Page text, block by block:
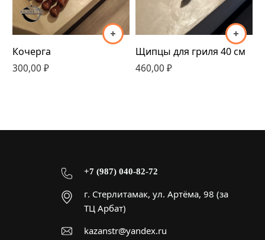
Кочерга
300,00 ₽
Щипцы для гриля 40 см
460,00 ₽
+7 (987) 040-82-72
г. Стерлитамак, ул. Артёма, 98 (за
ТЦ Арбат)
kazanstr@yandex.ru